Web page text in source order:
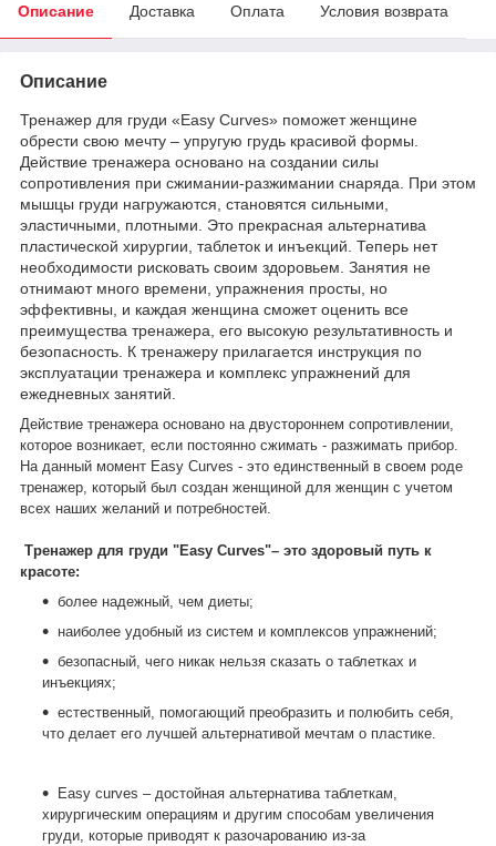
Описание Доставка Оплата Условия возврата
Описание
Тренажер для груди «Easy Curves» поможет женщине
обрести свою мечту – упругую грудь красивой формы.
Действие тренажера основано на создании силы
сопротивления при сжимании-разжимании снаряда. При этом
мышцы груди нагружаются, становятся сильными,
эластичными, плотными. Это прекрасная альтернатива
пластической хирургии, таблеток и инъекций. Теперь нет
необходимости рисковать своим здоровьем. Занятия не
отнимают много времени, упражнения просты, но
эффективны, и каждая женщина сможет оценить все
преимущества тренажера, его высокую результативность и
безопасность. К тренажеру прилагается инструкция по
эксплуатации тренажера и комплекс упражнений для
ежедневных занятий.
Действие тренажера основано на двустороннем сопротивлении,
которое возникает, если постоянно сжимать - разжимать прибор.
На данный момент Easy Curves - это единственный в своем роде
тренажер, который был создан женщиной для женщин с учетом
всех наших желаний и потребностей.
Тренажер для груди "Easy Curves"– это здоровый путь к
красоте:
более надежный, чем диеты;
наиболее удобный из систем и комплексов упражнений;
безопасный, чего никак нельзя сказать о таблетках и
инъекциях;
естественный, помогающий преобразить и полюбить себя,
что делает его лучшей альтернативой мечтам о пластике.
Easy curves – достойная альтернатива таблеткам,
хирургическим операциям и другим способам увеличения
груди, которые приводят к разочарованию из-за